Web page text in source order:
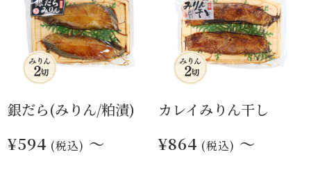
銀だら(みりん/粕漬)
¥594 (税込) ～
カレイみりん干し
¥864 (税込) ～